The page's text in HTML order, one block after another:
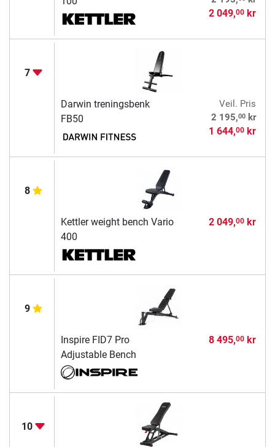
2 049,00kr
7
Darwin treningsbenk
FB50
Veil. Pris
2 195,00kr
1 644,00kr
8
Kettler weight bench Vario
400
2 049,00kr
9
Inspire FID7 Pro
Adjustable Bench
8 495,00kr
10